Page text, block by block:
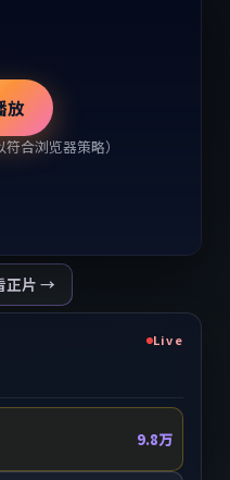
放
合浏览器策略）
正片 →
Live
9.8万